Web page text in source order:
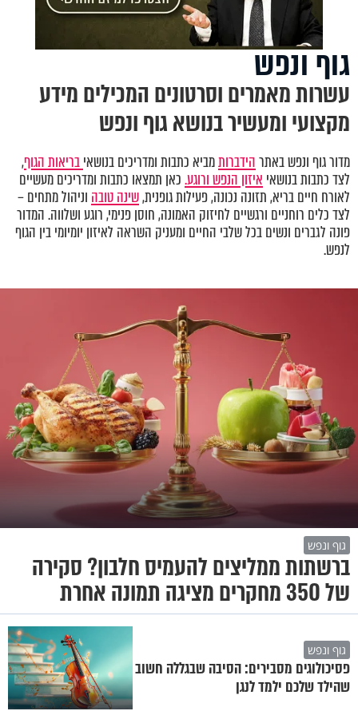
גוף ונפש
עשרות מאמרים וסרטונים המכילים מידע
מקצועי ומעשיר בנושא גוף ונפש
מדור גוף ונפש באתרהידברותמביא כתבות ומדריכים בנושאיבריאות הגוף,
לצד כתבות בנושאי איזון הנפש ורוגע.כאן תמצאו כתבות ומדריכים מעשיים
לאורח חיים בריא, תזונה נכונה, פעילות גופנית,שינה טובה וניהול מתחים –
לצד כלים רוחניים ורגשיים לחיזוק האמונה, חוסן פנימי, רוגע ושלווה. המדור
פונה לגברים ונשים בכל שלבי החיים ומעניק השראה לאיזון יומיומי בין הגוף
לנפש.
גוף ונפש
ברשתות ממליצים להעמיס חלבון? סקירה
של 350 מחקרים מציגה תמונה אחרת
גוף ונפש
פסיכולוגים מסבירים: הסיבה שבגללה חשוב
שהילד שלכם ילמד לנגן